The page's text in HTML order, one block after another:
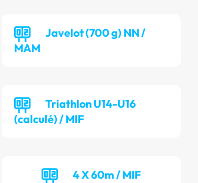
Javelot (700 g) NN /
MAM
Triathlon U14-U16
(calculé) / MIF
4 X 60m / MIF